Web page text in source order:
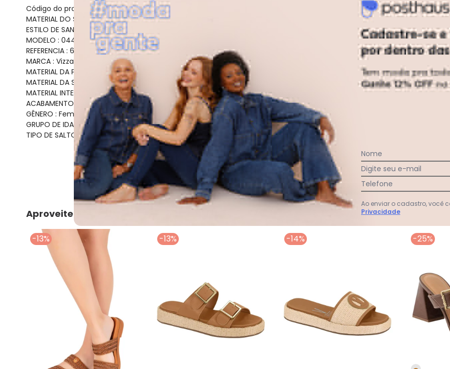
Código do produto: 24192957
MATERIAL DO SAPATO : Pelica
ESTILO DE SANDÁLIA : Rasteiras
MODELO : 0446565
REFERENCIA : 6553101
MARCA : Vizzano
MATERIAL DA PALMILHA : PU
MATERIAL DA SOLA : Borracha
MATERIAL INTERNO : Pelica
ACABAMENTO : Colado/Costurado
GÊNERO : Female
GRUPO DE IDADE : Adult
TIPO DE SALTO : Flat
Faça a primeira avaliação
Aproveite e compre junto
-13% -13% -14% -25%
Nome
Digite seu e-mail
Telefone
Ao enviar o cadastro, você
Privacidade